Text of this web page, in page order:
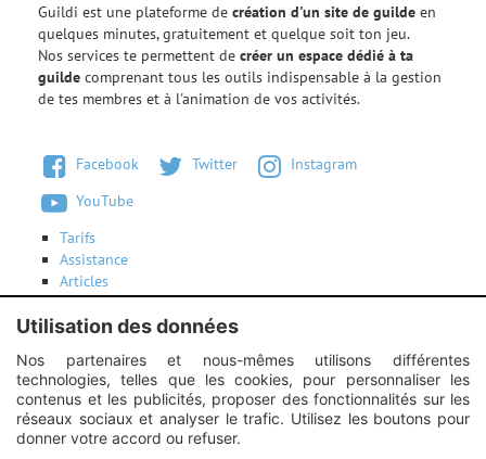
Guildi est une plateforme de création d'un site de guilde en
quelques minutes, gratuitement et quelque soit ton jeu.
Nos services te permettent de créer un espace dédié à ta
guilde comprenant tous les outils indispensable à la gestion
de tes membres et à l'animation de vos activités.
Facebook Twitter
Instagram
YouTube
Tarifs
Assistance
Articles
Conditions d'utilisation
Contactez-nous
Instagram :Unexpected response structure
Utilisation des données
Nos partenaires et nous-mêmes utilisons différentes
technologies, telles que les cookies, pour personnaliser les
contenus et les publicités, proposer des fonctionnalités sur les
réseaux sociaux et analyser le trafic. Utilisez les boutons pour
donner votre accord ou refuser.